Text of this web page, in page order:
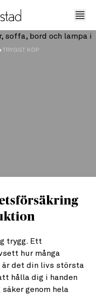
TRYGGT KÖP
trygg. Ett
hur många
är det din livs största
hålla dig i handen
genom hela